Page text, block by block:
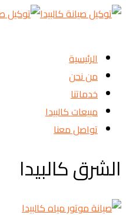
الرئيسية
من نحن
خدماتنا
مبيعات كالبيدا
تواصل معنا
الشرق كالبيدا